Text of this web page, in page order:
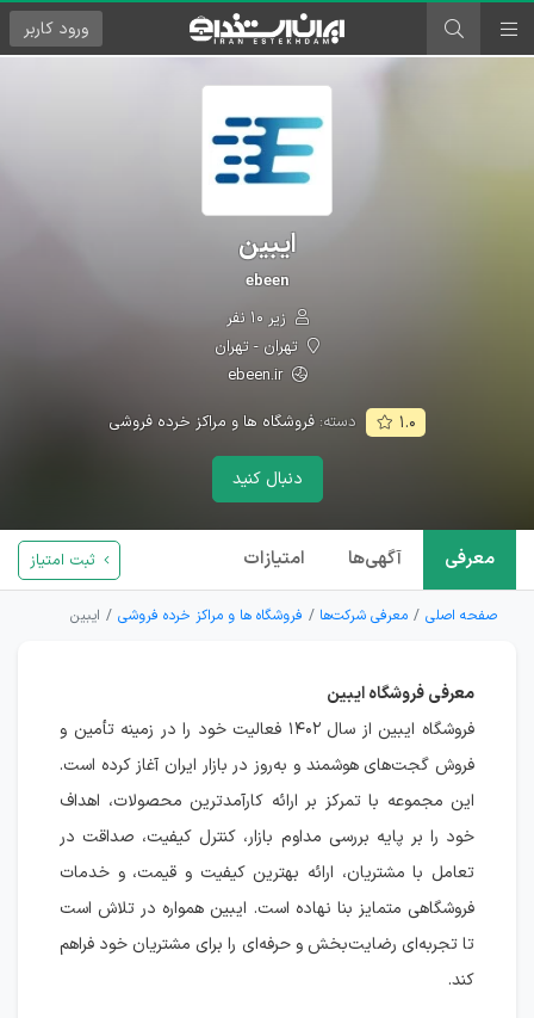
ورود کاربر
ایبین
ebeen
زیر ۱۰ نفر
تهران - تهران
ebeen.ir
۱.۰ دسته: فروشگاه ها و مراکز خرده فروشی
دنبال کنید
معرفی آگهی‌ها امتیازات ثبت امتیاز
صفحه اصلی معرفی شرکت‌ها فروشگاه ها و مراکز خرده فروشی ایبین
معرفی فروشگاه ایبین
فروشگاه ایبین از سال ۱۴۰۲ فعالیت خود را در زمینه تأمین و
فروش گجت‌های هوشمند و به‌روز در بازار ایران آغاز کرده است.
این مجموعه با تمرکز بر ارائه کارآمدترین محصولات، اهداف
خود را بر پایه بررسی مداوم بازار، کنترل کیفیت، صداقت در
تعامل با مشتریان، ارائه بهترین کیفیت و قیمت، و خدمات
فروشگاهی متمایز بنا نهاده است. ایبین همواره در تلاش است
تا تجربه‌ای رضایت‌بخش و حرفه‌ای را برای مشتریان خود فراهم
کند.